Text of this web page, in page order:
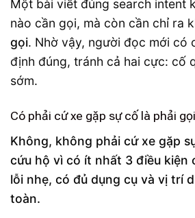
Một bài viết đúng search intent
nào cần gọi, mà còn cần chỉ ra
gọi. Nhờ vậy, người đọc mới có
định đúng, tránh cả hai cực: cố
sớm.
Có phải cứ xe gặp sự cố là phải
Không, không phải cứ xe gặp
cứu hộ vì có ít nhất 3 điều kiện
lỗi nhẹ, có đủ dụng cụ và vị trí
toàn.